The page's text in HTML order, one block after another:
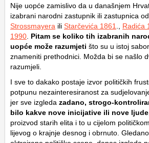
Nije uopće zamislivo da u današnjem
izabrani narodni zastupnik ili zastupnica
Strossmayera ili Starčevića 1861 Radića
1990 Pitam se koliko tih izabranih
uopće može razumjeti što su u istoj
znameniti prethodnici. Možda bi se našlo
razumjeli.
I sve to dakako postaje izvor političkih
potpunu nezainteresiranost za
jer sve izgleda zadano, strogo-
bilo kakve nove inicijative ili nove ljude
proizvod starih elita i to u cijelom
lijevog o krajnje desnog i obrnuto.